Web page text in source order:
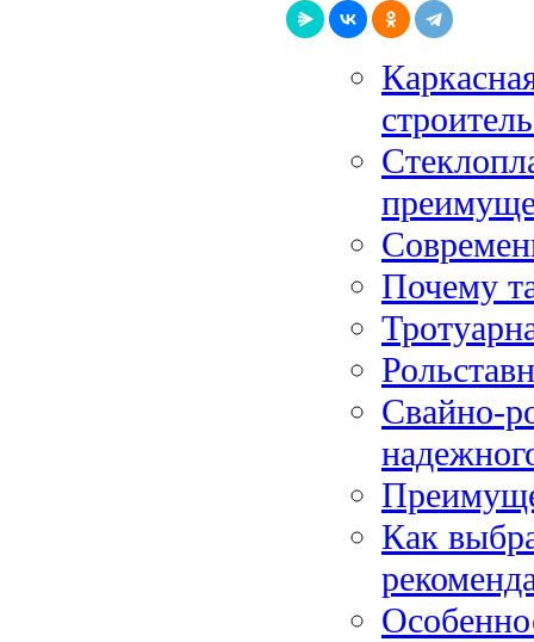
Почему
Свайно-
Как